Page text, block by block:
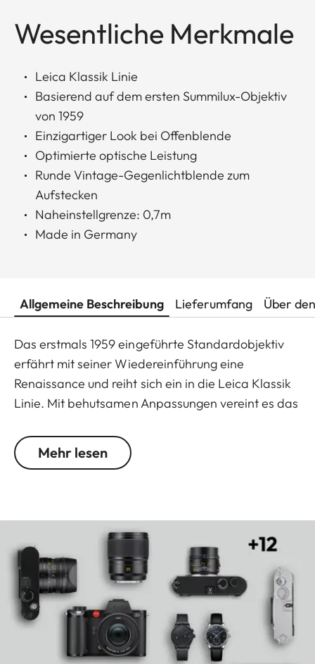
Wesentliche Merkmale
Leica Klassik Linie
Basierend auf dem ersten Summilux-Objektiv
von 1959
Einzigartiger Look bei Offenblende
Optimierte optische Leistung
Runde Vintage-Gegenlichtblende zum
Aufstecken
Naheinstellgrenze: 0,7m
Made in Germany
Allgemeine Beschreibung Lieferumfang Über
Das erstmals 1959 eingeführte Standardobjektiv
erfährt mit seiner Wiedereinführung eine
Renaissance und reiht sich ein in die Leica Klassik
Linie. Mit behutsamen Anpassungen vereint es das
modernen Ansprüchen an die digitale Fotografie.
Es zeichnet sich durch seine Lichtstärke,
Offenblende aus. Bereits ab 0,7 m
Naheinstellgrenze entstehen ausdrucksstarke
Aufnahmen und einzigartige Porträts. Die
Neuauflage ist mit einer runden Gegenlichtblende
ausgestattet, die seinen zeitlosen Vintage-Look
unterstreicht.
Mehr lesen